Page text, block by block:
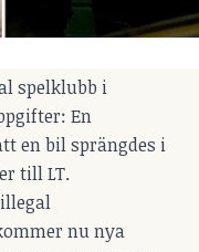
spelklubb i
En
en bil sprängdes i
till LT.
nu nya